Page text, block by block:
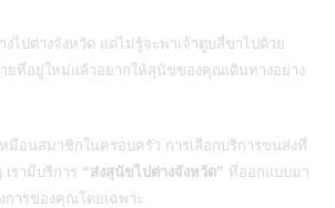
ไปต่างจังหวัด แต่ไม่รู้จะพาเจ้าตูบสี่ขาไปด้วย
ยที่อยู่ใหม่แล้วอยากให้สุนัขของคุณเดินทางอย่าง
หมือนสมาชิกในครอบครัว การเลือกบริการขนส่งที่
รามีบริการ “ส่งสุนัขไปต่างจังหวัด” ที่ออกแบบมา
การของคุณโดยเฉพาะ